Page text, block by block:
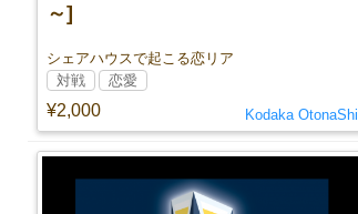
～]
シェアハウスで起こる恋リア
¥2,000
対戦 恋愛
Kodaka OtonaShi